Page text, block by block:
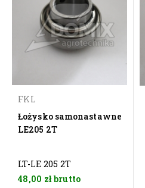
FKL
Łożysko samonastawne
LE205 2T
LT-LE 205 2T
48,00 złbrutto